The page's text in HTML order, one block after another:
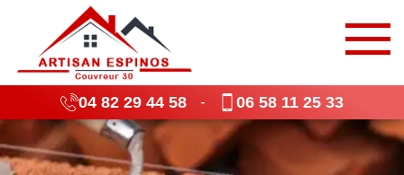
04 82 29 44 58 - 06 58 11 25 33